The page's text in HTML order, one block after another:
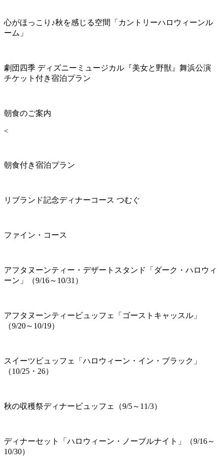
心がほっこり♪秋を感じる空間「カントリーハロウィーンル
ーム」
劇団四季 ディズニーミュージカル『美女と野獣』舞浜公演
チケット付き宿泊プラン
朝食のご案内
<
朝食付き宿泊プラン
リブランド記念ディナーコース つむぐ
ファイン・コース
アフタヌーンティー・デザートスタンド「ダーク・ハロウィ
ーン」（9/16～10/31）
アフタヌーンティービュッフェ「ゴーストキャッスル」
（9/20～10/19）
スイーツビュッフェ「ハロウィーン・イン・ブラック」
（10/25・26）
秋の収穫祭ディナービュッフェ（9/5～11/3）
ディナーセット「ハロウィーン・ノーブルナイト」（9/16～
10/30）